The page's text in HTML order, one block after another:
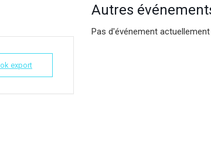
export
Autres
Pas d'événement